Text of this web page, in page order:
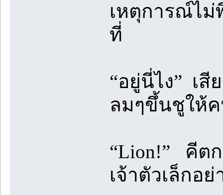
เหตุการณ์ไม่
ที่
“อยู่นี่ไง” เสี
ลมๆขึ้นชูให้
“Lion!” คีต
เจ้าตัวเล็กอย่